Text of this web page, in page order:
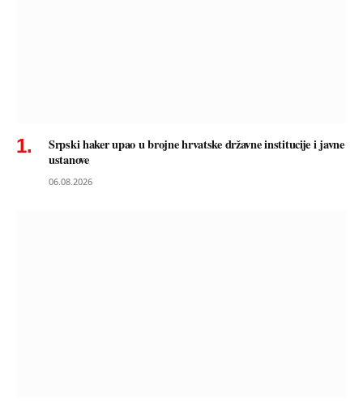
Srpski haker upao u brojne hrvatske državne institucije i javne
ustanove
06.08.2026